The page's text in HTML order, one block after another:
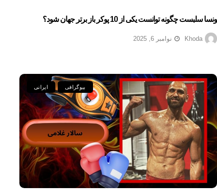
ونسا سلبست چگونه توانست یکی از 10 پوکر باز برتر جهان شود؟
Khoda نوامبر 6, 2025
ایرانی بیوگرافی